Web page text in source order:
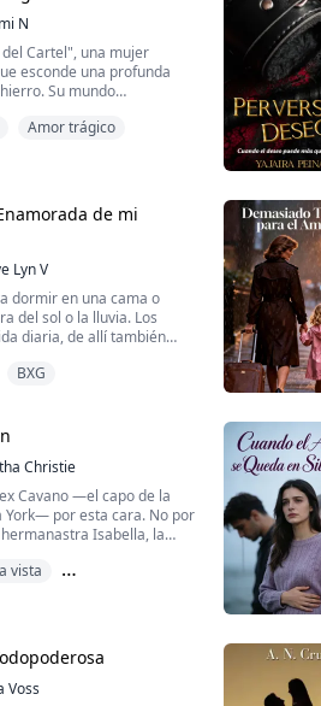
matrimonio? —me
N
Cartel", una mujer
esconde una profunda
Su mundo
mayor —el capo de la
Amor trágico
de mi
Lyn V
dormir en una cama o
del sol o la lluvia. Los
diaria, de allí también
algunas noches, en
BXG
Christie
Cavano —el capo de la
York— por esta cara. No por
Isabella, la
vista
Voss